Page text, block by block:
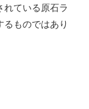
れている原石ラ
るものではあり